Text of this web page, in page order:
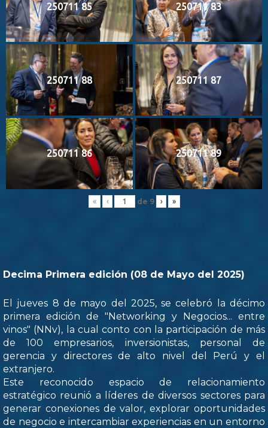
250711 85 250711 83
250711 88 250711 87
250711 86 250711 89
« ‹ de 9 › »
Decima Primera edición (08 de Mayo del 2025)
El jueves 8 de mayo del 2025, se celebró la décimo
primera edición de "Networking y Negocios... entre
vinos" (NNv), la cual conto con la participación de más
de 100 empresarios, inversionistas, personal de
gerencia y directores de alto nivel del Perú y el
extranjero.
Este reconocido espacio de relacionamiento
estratégico reunió a líderes de diversos sectores para
generar conexiones de valor, explorar oportunidades
de negocio e intercambiar experiencias en un entorno